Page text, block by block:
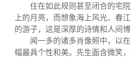
住在如此规则甚至闭合的宅
上的月亮，而想象海上风光、春
的游子，这是深厚的诗情和人间博
闻一多的诸多肖像照中，以
幅最具个性和美。先生面含微笑